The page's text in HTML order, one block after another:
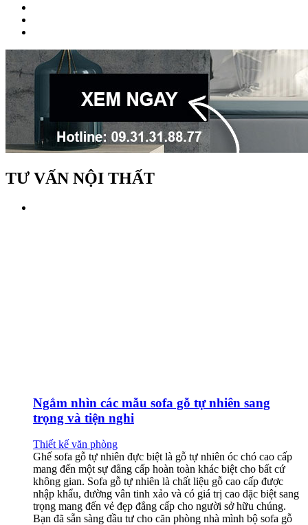
TƯ VẤN NỘI THẤT
Ngắm nhìn các mẫu sofa gỗ tự nhiên sang
trọng và tiện nghi
Thiết kế văn phòng
Ghế sofa gỗ tự nhiên đực biệt là gỗ tự nhiên óc chó cao cấp
mang đến một sự đẳng cấp hoàn toàn khác biệt cho bất cứ
không gian. Sofa gỗ tự nhiên là chất liệu gỗ cao cấp được
nhập khẩu, đường vân tinh xảo và có giá trị cao đặc biệt sang
trọng mang đến vẻ đẹp đẳng cấp cho người sở hữu chúng.
Bạn đã sẵn sàng đầu tư cho căn phòng nhà mình bộ sofa gỗ